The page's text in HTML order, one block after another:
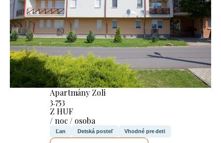
Apartmány Zoli
3.753
Z HUF
/ noc / osoba
Ľan Detská posteľ Vhodné pre deti